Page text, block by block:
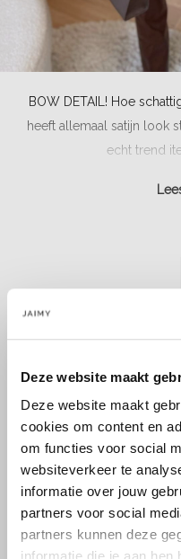
Deze website maakt
Deze website maakt
cookies om content en
om functies voor social
websiteverkeer te
informatie over jouw
partners voor social
partners kunnen deze
BOW DETAIL! Hoe
heeft allemaal satijn look
echt trend